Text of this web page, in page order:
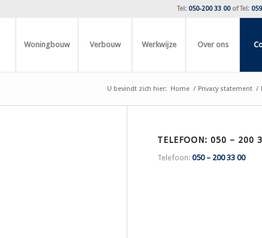
Tel: 050-200 33 00ofTel:
Woningbouw Verbouw Werkwijze Over ons
U bevindt zich hier: Home / Privacy statement /
TELEFOON: 050 – 200
Telefoon:050 – 200 33 00